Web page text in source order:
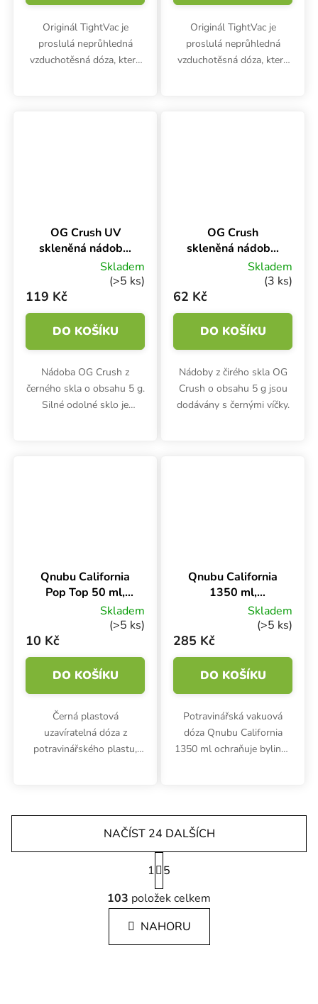
Originál TightVac je
proslulá neprůhledná
vzduchotěsná dóza, která
Originál TightVac je
proslulá neprůhledná
vzduchotěsná dóza, která
OG Crush UV
skleněná nádoba,
Skladem
(>5 ks)
119 Kč
DO KOŠÍKU
Nádoba OG Crush z
černého skla o obsahu 5 g.
Silné odolné sklo je
OG Crush
skleněná nádoba,
Skladem
(3 ks)
62 Kč
DO KOŠÍKU
Nádoby z čirého skla OG
Crush o obsahu 5 g jsou
dodávány s černými víčky.
Qnubu California
Pop Top 50 ml,
uzavíratelná
kapesní dóza
Skladem
(>5 ks)
10 Kč
DO KOŠÍKU
Černá plastová
uzavíratelná dóza z
potravinářského plastu,
jednoduchým otvíráním.
Qnubu California
1350 ml,
podtlaková dóza
Skladem
(>5 ks)
285 Kč
DO KOŠÍKU
Potravinářská vakuová
dóza Qnubu California
1350 ml ochraňuje bylinky
také před únikem zápachu.
Ovládací prvky výpisu
NAČÍST 24 DALŠÍCH
Stránkování
1
5
103 položek celkem
NAHORU